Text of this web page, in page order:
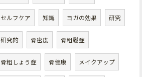
セルフケア 知識 ヨガの効果 研究
研究的 骨密度 骨粗鬆症
骨粗しょう症 骨健康 メイクアップ